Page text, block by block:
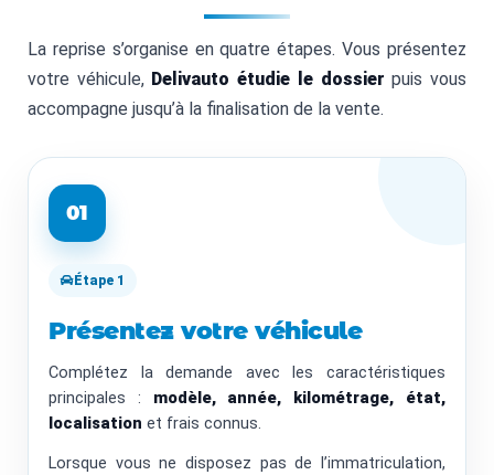
La reprise s’organise en quatre étapes. Vous présentez
votre véhicule, Delivauto étudie le dossier puis vous
accompagne jusqu’à la finalisation de la vente.
01
Étape 1
Présentez votre véhicule
Complétez la demande avec les caractéristiques
principales : modèle, année, kilométrage, état,
localisation et frais connus.
Lorsque vous ne disposez pas de l’immatriculation,